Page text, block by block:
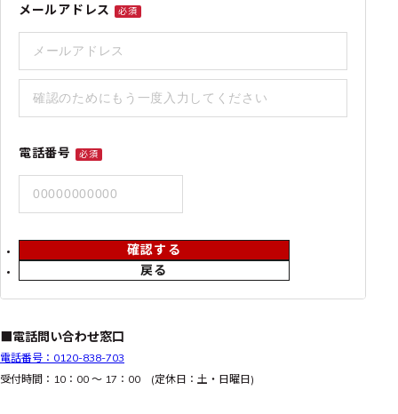
メールアドレス 必須
電話番号 必須
戻る
確認する
■電話問い合わせ窓口
電話番号：0120-838-703
受付時間：10：00 ～ 17：00 (定休日：土・日曜日)